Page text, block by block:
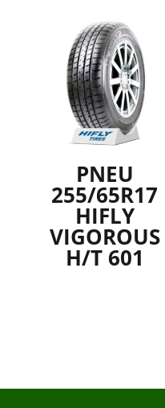
PNEU
255/65R17
HIFLY
VIGOROUS
H/T 601